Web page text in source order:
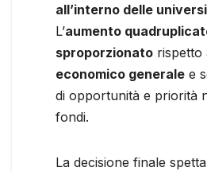
all’interno delle
L’aumento
sproporzionato rispetto
economico generale e
di opportunità e priorità
fondi.
La decisione finale